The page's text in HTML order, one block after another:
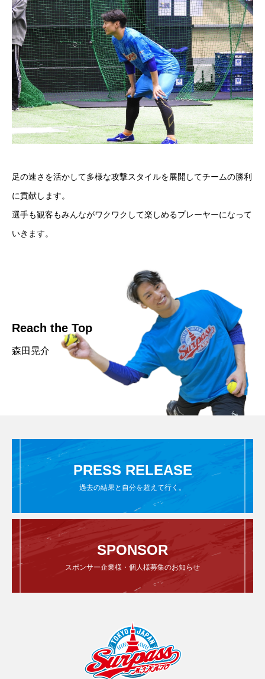
足の速さを活かして多様な攻撃スタイルを展開してチームの勝利
に貢献します。
選手も観客もみんながワクワクして楽しめるプレーヤーになって
いきます。
Reach the Top
森田晃介
PRESS RELEASE
過去の結果と自分を超えて行く。
SPONSOR
スポンサー企業様・個人様募集のお知らせ